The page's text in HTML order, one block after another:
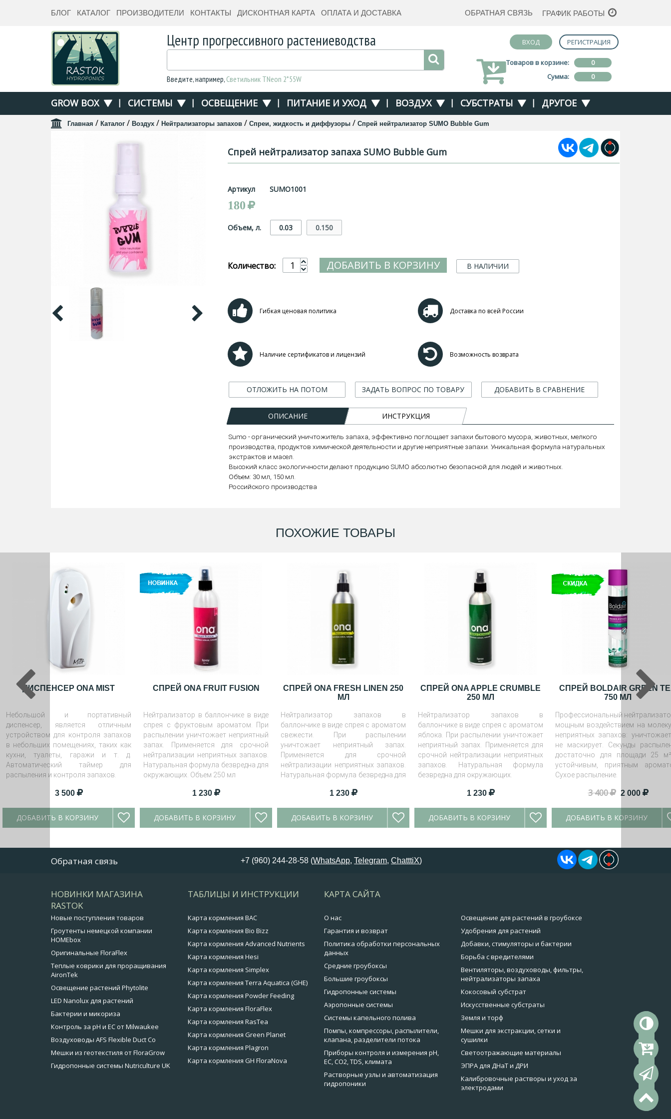
БЛОГ КАТАЛОГ ПРОИЗВОДИТЕЛИ КОНТАКТЫ ДИСКОНТНАЯ КАРТА ОПЛАТА И ДОСТАВКА ОБРАТНАЯ СВЯЗЬ ГРАФИК РАБОТЫ
Центр прогрессивного растениеводства
Введите, например, Светильник TNeon 2*55W
ВХОД РЕГИСТРАЦИЯ
Товаров в корзине:
0
Сумма:
0
GROW BOX | СИСТЕМЫ | ОСВЕЩЕНИЕ | ПИТАНИЕ И УХОД | ВОЗДУХ | СУБСТРАТЫ | ДРУГОЕ
Главная / Каталог / Воздух / Нейтрализаторы запахов / Спреи, жидкость и диффузоры / Спрей нейтрализатор SUMO Bubble Gum
Спрей нейтрализатор запаха SUMO Bubble Gum
Артикул SUMO1001
180
Объем, л. 0.03 0.150
Количество: ДОБАВИТЬ В КОРЗИНУ В НАЛИЧИИ
Гибкая ценовая политика Доставка по всей России
Наличие сертификатов и лицензий Возможность возврата
ОТЛОЖИТЬ НА ПОТОМ ЗАДАТЬ ВОПРОС ПО ТОВАРУ ДОБАВИТЬ В СРАВНЕНИЕ
ОПИСАНИЕ ИНСТРУКЦИЯ
Sumo - органический уничтожитель запаха, эффективно поглощает запахи бытового мусора, животных, мелкого
производства, продуктов химической деятельности и другие неприятные запахи. Уникальная формула натуральных
экстрактов и масел.
Высокий класс экологичности делают продукцию SUMO абсолютно безопасной для людей и животных.
Объем: 30 мл, 150 мл.
Российского производства
ПОХОЖИЕ ТОВАРЫ
ДИСПЕНСЕР ONA MIST
Небольшой и портативный
диспенсер, является отличным
устройством для контроля запахов
в небольших помещениях, таких как
кухни, туалеты, гаражи и т. д.
Автоматический таймер для
распыления и контроля запахов.
3 500
ДОБАВИТЬ В КОРЗИНУ
СПРЕЙ ONA FRUIT FUSION
Нейтрализатор в баллончике в виде
спрея с фруктовым ароматом. При
распылении уничтожает неприятный
запах. Применяется для срочной
нейтрализации неприятных запахов.
Натуральная формула безвредна для
окружающих. Объем 250 мл
1 230
ДОБАВИТЬ В КОРЗИНУ
СПРЕЙ ONA FRESH LINEN 250
МЛ
Нейтрализатор запахов в
баллончике в виде спрея с ароматом
свежести. При распылении
уничтожает неприятный запах.
Применяется для срочной
нейтрализации неприятных запахов.
Натуральная формула безвредна для
1 230
ДОБАВИТЬ В КОРЗИНУ
СПРЕЙ ONA APPLE CRUMBLE
250 МЛ
Нейтрализатор запахов в
баллончике в виде спрея с ароматом
яблока. При распылении уничтожает
неприятный запах. Применяется для
срочной нейтрализации неприятных
запахов. Натуральная формула
безвредна для окружающих.
1 230
ДОБАВИТЬ В КОРЗИНУ
СПРЕЙ BOLDAIR GREEN
750 МЛ
Профессиональный
мощным воздействием на
неприятных запахов:
не маскирует. Секунды
достаточно для площади 25
устойчивым, приятным
Сухое распыление.
3 400 2 000
ДОБАВИТЬ В КОРЗИНУ
Обратная связь +7 (960) 244-28-58 (WhatsApp,Telegram,ChatttiX)
НОВИНКИ МАГАЗИНА
RASTOK
Новые поступления товаров
Гроутенты немецкой компании
HOMEbox
Оригинальные FloraFlex
Теплые коврики для проращивания
AironTek
Освещение растений Phytolite
LED Nanolux для растений
Бактерии и микориза
Контроль за pH и EC от Milwaukee
Воздуховоды AFS Flexible Duct Co
Мешки из геотекстиля от FloraGrow
Гидропонные системы Nutriculture UK
ТАБЛИЦЫ И ИНСТРУКЦИИ
Карта кормления BAC
Карта кормления Bio Bizz
Карта кормления Advanced Nutrients
Карта кормления Hesi
Карта кормления Simplex
Карта кормления Terra Aquatica (GHE)
Карта кормления Powder Feeding
Карта кормления FloraFlex
Карта кормления RasTea
Карта кормления Green Planet
Карта кормления Plagron
Карта кормления GH FloraNova
КАРТА САЙТА
О нас
Гарантия и возврат
Политика обработки персональных
данных
Средние гроубоксы
Большие гроубоксы
Гидропонные системы
Аэропонные системы
Системы капельного полива
Помпы, компрессоры, распылители,
клапана, разделители потока
Приборы контроля и измерения pH,
EC, CO2, TDS, климата
Растворные узлы и автоматизация
гидропоники
Освещение для растений в гроубоксе
Удобрения для растений
Добавки, стимуляторы и бактерии
Борьба с вредителями
Вентиляторы, воздуховоды, фильтры,
нейтрализаторы запаха
Кокосовый субстрат
Искусственные субстраты
Земля и торф
Мешки для экстракции, сетки и
сушилки
Светоотражающие материалы
ЭПРА для ДНаТ и ДРИ
Калибровочные растворы и уход за
электродами